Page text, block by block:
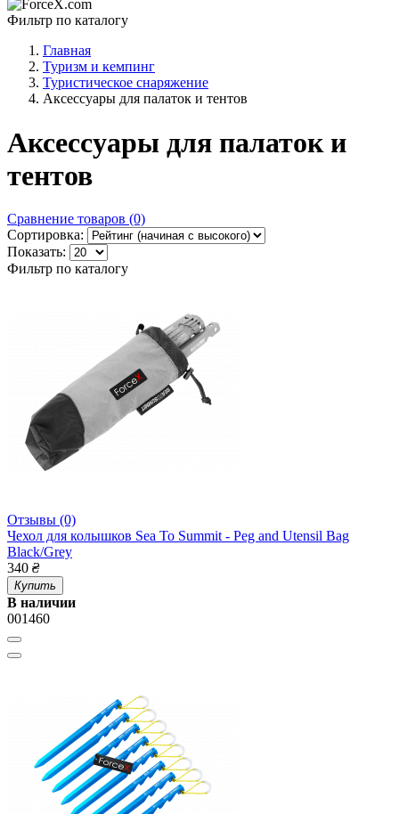
Фильтр по каталогу
Главная
Туризм и кемпинг
Туристическое снаряжение
Аксессуары для палаток и тентов
Аксессуары для палаток и
тентов
Сравнение товаров (0)
Сортировка:
Показать:
Фильтр по каталогу
Отзывы (0)
Чехол для колышков Sea To Summit - Peg and Utensil Bag
Black/Grey
340 ₴
Купить
В наличии
001460